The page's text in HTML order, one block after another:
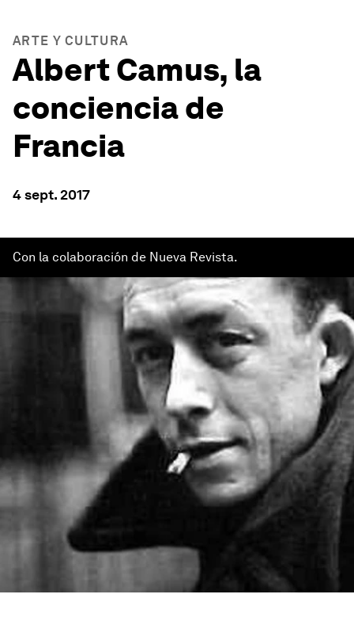
ARTE Y CULTURA
Albert Camus, la
conciencia de
Francia
4 sept. 2017
Con la colaboración de Nueva Revista.